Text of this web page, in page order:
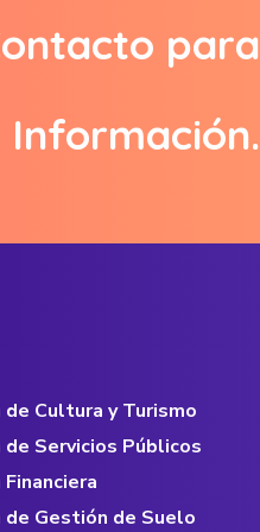
para
de Cultura y Turismo
de Servicios Públicos
Financiera
de Gestión de Suelo